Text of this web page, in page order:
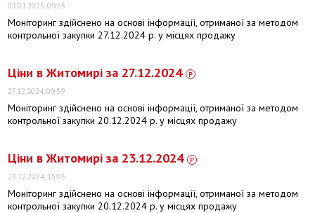
01.01.2025, 09:55
Моніторинг здійснено на основі інформації, отриманої за методом
контрольної закупки 27.12.2024 р. у місцях продажу
Ціни в Житомирі за 27.12.2024
27.12.2024, 09:59
Моніторинг здійснено на основі інформації, отриманої за методом
контрольної закупки 20.12.2024 р. у місцях продажу
Ціни в Житомирі за 23.12.2024
23.12.2024, 15:05
Моніторинг здійснено на основі інформації, отриманої за методом
контрольної закупки 20.12.2024 р. у місцях продажу